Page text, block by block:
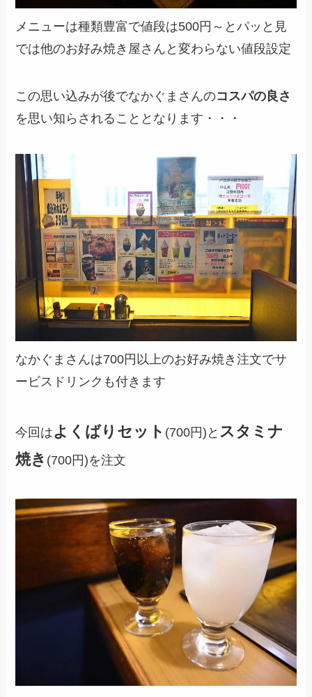
メニューは種類豊富で値段は500円～とパッと見
では他のお好み焼き屋さんと変わらない値段設定
この思い込みが後でなかぐまさんのコスパの良さ
を思い知らされることとなります・・・
なかぐまさんは700円以上のお好み焼き注文でサ
ービスドリンクも付きます
今回は よくばりセット (700円)と スタミナ
焼き (700円)を注文